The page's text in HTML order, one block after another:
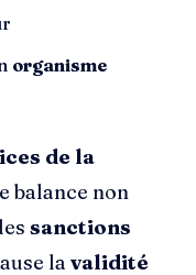
organisme
de la
balance non
sanctions
la validité